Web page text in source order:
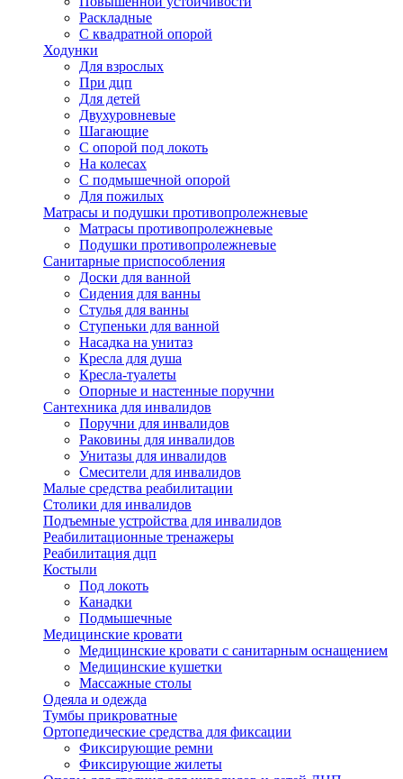
Раскладные
С квадратной опорой
Ходунки
Для взрослых
При дцп
Для детей
Двухуровневые
Шагающие
С опорой под локоть
На колесах
С подмышечной опорой
Для пожилых
Матрасы и подушки противопролежневые
Матрасы противопролежневые
Подушки противопролежневые
Санитарные приспособления
Доски для ванной
Сидения для ванны
Стулья для ванны
Ступеньки для ванной
Насадка на унитаз
Кресла для душа
Кресла-туалеты
Опорные и настенные поручни
Сантехника для инвалидов
Поручни для инвалидов
Раковины для инвалидов
Унитазы для инвалидов
Смесители для инвалидов
Малые средства реабилитации
Столики для инвалидов
Подъемные устройства для инвалидов
Реабилитационные тренажеры
Реабилитация дцп
Костыли
Под локоть
Канадки
Подмышечные
Медицинские кровати
Медицинские кровати с санитарным оснащением
Медицинские кушетки
Массажные столы
Одеяла и одежда
Тумбы прикроватные
Ортопедические средства для фиксации
Фиксирующие ремни
Фиксирующие жилеты